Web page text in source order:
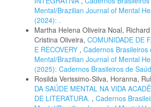
Mental/Brazilian Journal of Mental
(2024): .
Martha Helena Oliveira Noal,
Cristina Oliveira, COMUNIDADE DE
E RECOVERY , Cadernos Brasileiros
Mental/Brazilian Journal of Mental
(2025): Cadernos Brasileiros de
Rosilda Verissimo-Silva, Horanna,
DA SAÚDE MENTAL NA VIDA
DE LITERATURA. , Cadernos